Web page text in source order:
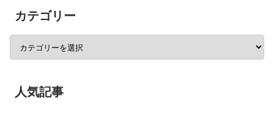
カテゴリー
人気記事